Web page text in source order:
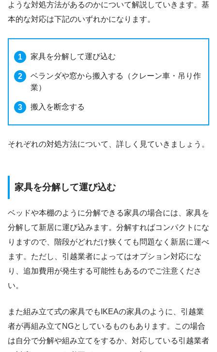
ような対処方法があるのかについて解説していきます。基
本的な対応は下記のいずれかになります。
家具を分解して運び込む
ベランダや窓から搬入する（クレーン車・吊り作
業）
搬入を断念する
それぞれの対処方法について、詳しく見ていきましょう。
家具を分解して運び込む
ベッドや本棚のように分解できる家具の場合には、家具を
分解して新居に運び込みます。分解すればコンパクトにな
りますので、階段がどれだけ狭くても問題なく新居に運べ
ます。ただし、引越業者によってはオプション対応にな
り、追加費用が発生する可能性もあるのでご注意くださ
い。
また組み立て式の家具でもIKEAの家具のように、引越業
者が再組み立てNGとしているものもあります。この場合
は自分で分解や組み立てをするか、対応している引越業者